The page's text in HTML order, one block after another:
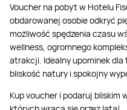
Voucher na pobyt w Hotelu
obdarowanej osobie odkryć
możliwość spędzenia czasu
wellness, ogromnego
atrakcji. Idealny upominek
bliskość natury i spokojny
Kup voucher i podaruj bliskim